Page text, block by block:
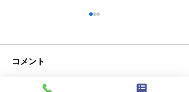
コメント